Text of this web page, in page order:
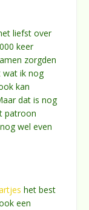
liefst over
keer
zorgden
wat ik nog
kan
dat is nog
patroon
wel even
het best
een